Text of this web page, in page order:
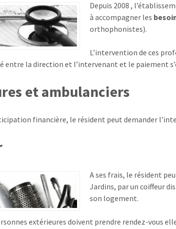
Depuis 2008 ,
à accompagner les
orthophonistes).
L’intervention de ces
entre la direction et l’intervenant et le paiement
et ambulanciers
financière, le résident peut demander
A ses frais, le résident
Jardins, par un coiffeur
son logement.
extérieures doivent prendre rendez-vous